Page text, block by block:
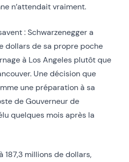
n’attendait vraiment.
: Schwarzenegger a
dollars de sa propre poche
à Los Angeles plutôt que
Une décision que
une préparation à sa
de Gouverneur de
quelques mois après la
187,3 millions de dollars,